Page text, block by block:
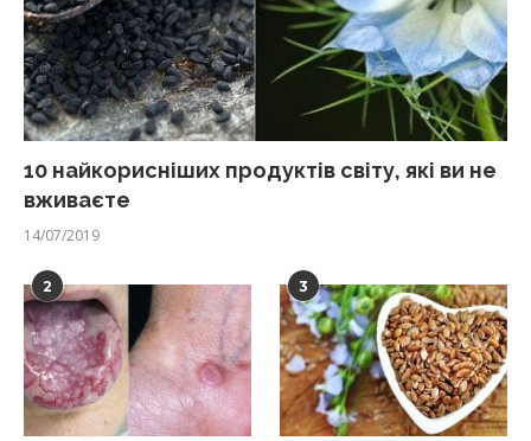
10 найкорисніших продуктів світу, які ви не
вживаєте
14/07/2019
2 3